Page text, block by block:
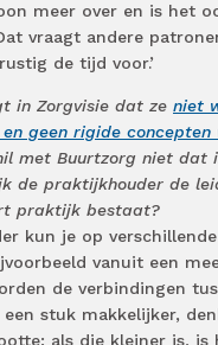
meer over en is het
vraagt andere
de tijd voor.’
in Zorgvisie dat ze niet
geen rigide concepten
met Buurtzorg niet dat
de praktijkhouder de
praktijk bestaat?
kun je op
vanuit een
de verbindingen
stuk makkelijker,
als die kleiner is,